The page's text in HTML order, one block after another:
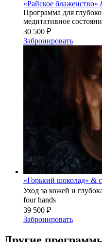
«Райское
Программа для
медитативное
30 500 ₽
Забронировать
«Горький шоколад» &
Уход за кожей и
four hands
39 500 ₽
Забронировать